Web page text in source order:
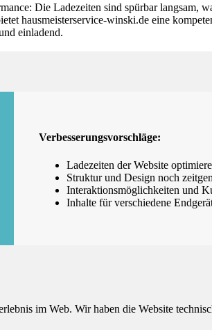
Die Ladezeiten sind spürbar
hausmeisterservice-winski.de eine
einladend.
Verbesserungsvorschläge:
Ladezeiten der Website
Struktur und Design noch
Interaktionsmöglichkeiten und
Inhalte für verschiedene
im Web. Wir haben die Website